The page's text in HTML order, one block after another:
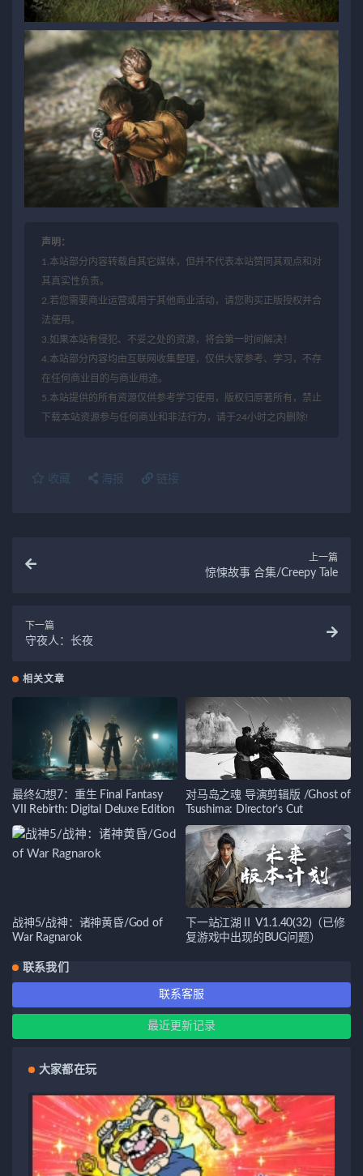
声明：
1.本站部分内容转载自其它媒体，但并不代表本站赞同其观点和对
其真实性负责。
2.若您需要商业运营或用于其他商业活动，请您购买正版授权并合
法使用。
3.如果本站有侵犯、不妥之处的资源，将会第一时间解决！
4.本站部分内容均由互联网收集整理，仅供大家参考、学习，不存
在任何商业目的与商业用途。
5.本站提供的所有资源仅供参考学习使用，版权归原著所有，禁止
下载本站资源参与任何商业和非法行为，请于24小时之内删除!
收藏 海报 链接
上一篇
惊悚故事 合集/Creepy Tale
下一篇
守夜人：长夜
相关文章
最终幻想7：重生 Final Fantasy
VII Rebirth: Digital Deluxe Edition
对马岛之魂 导演剪辑版 /Ghost of
Tsushima: Director’s Cut
战神5/战神：诸神黄昏/God of
War Ragnarok
下一站江湖Ⅱ V1.1.40(32)（已修
复游戏中出现的BUG问题）
联系我们
联系客服
最近更新记录
大家都在玩